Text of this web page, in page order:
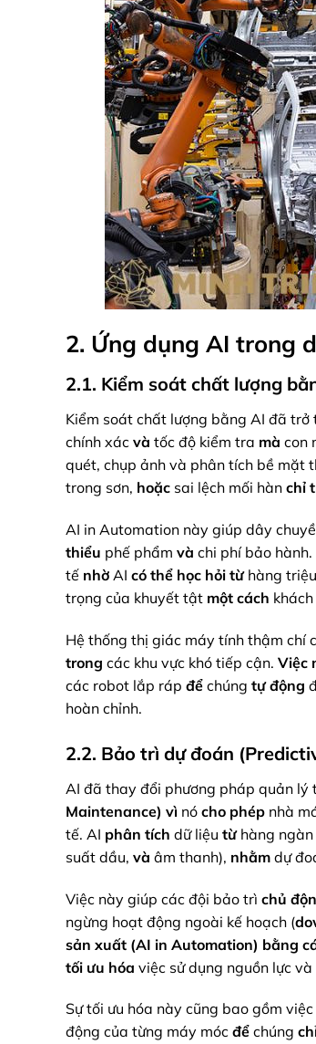
2. Ứng dụng AI trong
2.1. Kiểm soát chất lượng
Kiểm soát chất lượng bằng AI đã trở
chính xác và tốc độ kiểm tra mà con
quét, chụp ảnh và phân tích bề mặt
trong sơn, hoặc sai lệch mối hàn chỉ
AI in Automation này giúp dây
thiểu phế phẩm và chi phí bảo hành.
tế nhờ AI có thể học hỏi từhàng
trọng của khuyết tật một cách
Hệ thống thị giác máy tính thậm chí
trong các khu vực khó tiếp cận. Việc
các robot lắp ráp để chúng tự động
hoàn chỉnh.
2.2. Bảo trì dự đoán
AI đã thay đổi phương pháp quản lý
Maintenance) vì nó cho phép nhà
tế. AI phân tích dữ liệu từhàng ngàn
suất dầu, và âm thanh), nhằm dự
Việc này giúp các đội bảo trì chủ
ngừng hoạt động ngoài kế hoạch (
sản xuất (AI in Automation) bằng
tối ưu hóa việc sử dụng nguồn lực
Sự tối ưu hóa này cũng bao gồm việc
động của từng máy móc để chúng